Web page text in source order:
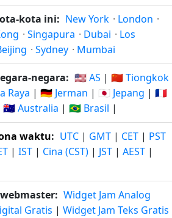
kota ini: New York · London ·
· Singapura · Dubai · Los
· Sydney · Mumbai
negara: 🇺🇸 AS | 🇨🇳 Tiongkok
Raya | 🇩🇪 Jerman | 🇯🇵 Jepang | 🇫🇷
🇦🇺 Australia | 🇧🇷 Brasil |
waktu: UTC | GMT | CET | PST
| IST | Cina (CST) | JST | AEST |
Widget Jam Analog
Gratis | Widget Jam Teks Gratis